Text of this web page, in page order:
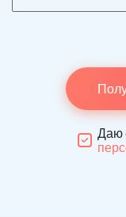
Даю